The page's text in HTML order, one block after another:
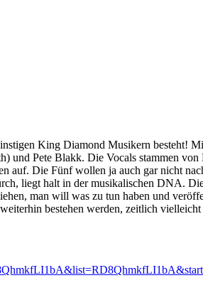
King Diamond Musikern besteht!
und Pete Blakk. Die Vocals stammen
auf. Die Fünf wollen ja auch gar nicht
liegt halt in der musikalischen DNA.
man will was zu tun haben und
bestehen werden, zeitlich